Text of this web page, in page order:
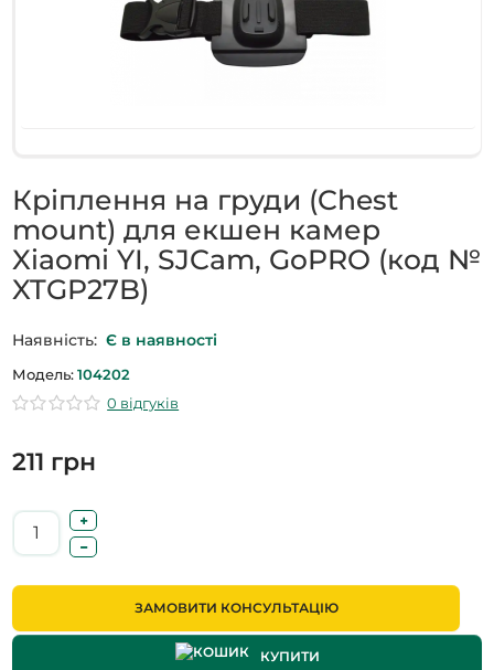
Кріплення на груди (Chest
mount) для екшен камер
Xiaomi YI, SJCam, GoPRO (код №
XTGP27B)
Наявність: Є в наявності
Модель: 104202
0 відгуків
211 грн
ЗАМОВИТИ КОНСУЛЬТАЦІЮ
КУПИТИ